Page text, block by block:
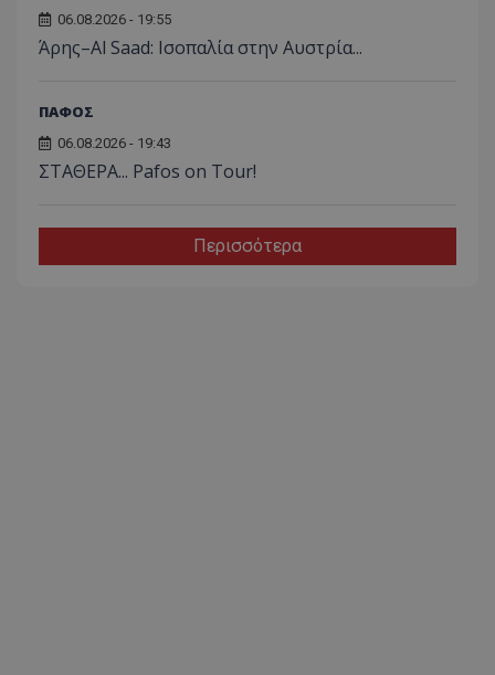
06.08.2026 - 19:55
Άρης–Al Saad: Ισοπαλία στην Αυστρία...
ΠΑΦΟΣ
06.08.2026 - 19:43
ΣΤΑΘΕΡΑ... Pafos on Tour!
Περισσότερα